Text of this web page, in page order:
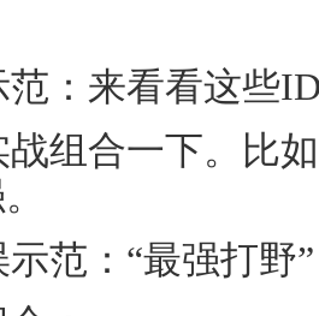
范：来看看这些
组合一下。比
示范：“最强打